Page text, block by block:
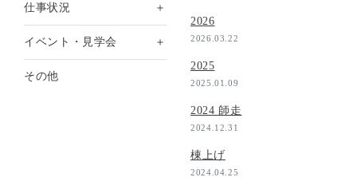
仕事状況 ＋
イベント・見学会 ＋
その他
2026
2026.03.22
2025
2025.01.09
2024 師走
2024.12.31
棟上げ
2024.04.25